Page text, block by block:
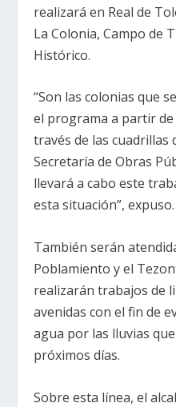
realizará en Real de
La Colonia, Campo de
Histórico.
“Son las colonias que
el programa a partir de
través de las cuadrillas
Secretaría de Obras
llevará a cabo este
esta situación”, expuso.
También serán
Poblamiento y el
realizarán trabajos de
avenidas con el fin de
agua por las lluvias
próximos días.
Sobre esta línea, el